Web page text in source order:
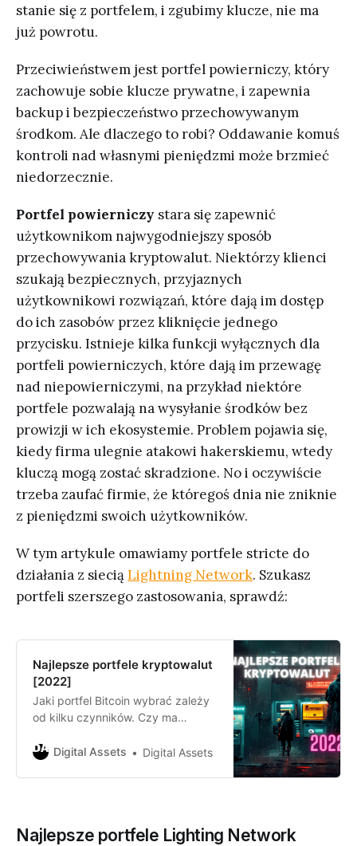
stanie się z portfelem, i zgubimy klucze, nie ma
już powrotu.
Przeciwieństwem jest portfel powierniczy, który
zachowuje sobie klucze prywatne, i zapewnia
backup i bezpieczeństwo przechowywanym
środkom. Ale dlaczego to robi? Oddawanie komuś
kontroli nad własnymi pieniędzmi może brzmieć
niedorzecznie.
Portfel powierniczy stara się zapewnić
użytkownikom najwygodniejszy sposób
przechowywania kryptowalut. Niektórzy klienci
szukają bezpiecznych, przyjaznych
użytkownikowi rozwiązań, które dają im dostęp
do ich zasobów przez kliknięcie jednego
przycisku. Istnieje kilka funkcji wyłącznych dla
portfeli powierniczych, które dają im przewagę
nad niepowierniczymi, na przykład niektóre
portfele pozwalają na wysyłanie środków bez
prowizji w ich ekosystemie. Problem pojawia się,
kiedy firma ulegnie atakowi hakerskiemu, wtedy
kluczą mogą zostać skradzione. No i oczywiście
trzeba zaufać firmie, że któregoś dnia nie zniknie
z pieniędzmi swoich użytkowników.
W tym artykule omawiamy portfele stricte do
działania z sieciąLightning Network. Szukasz
portfeli szerszego zastosowania, sprawdź:
Najlepsze portfele kryptowalut
[2022]
Jaki portfel Bitcoin wybrać zależy
od kilku czynników. Czy ma
wykonywać transakcje w Lightning
większe środki?
Digital Assets Digital Assets
Najlepsze portfele Lighting Network